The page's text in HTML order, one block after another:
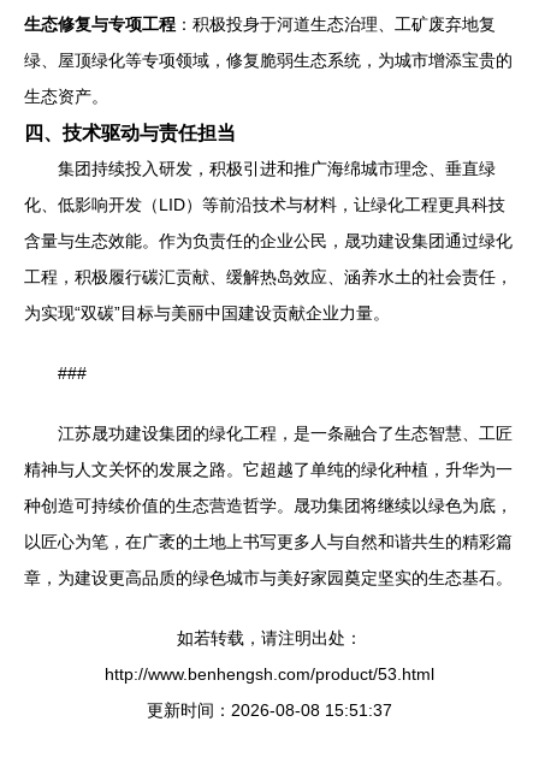
生态修复与专项工程 ：积极投身于河道生态治理、工矿废弃地复
绿、屋顶绿化等专项领域，修复脆弱生态系统，为城市增添宝贵的
生态资产。
四、技术驱动与责任担当
集团持续投入研发，积极引进和推广海绵城市理念、垂直绿
化、低影响开发（LID）等前沿技术与材料，让绿化工程更具科技
含量与生态效能。作为负责任的企业公民，晟功建设集团通过绿化
工程，积极履行碳汇贡献、缓解热岛效应、涵养水土的社会责任，
为实现“双碳”目标与美丽中国建设贡献企业力量。
###
江苏晟功建设集团的绿化工程，是一条融合了生态智慧、工匠
精神与人文关怀的发展之路。它超越了单纯的绿化种植，升华为一
种创造可持续价值的生态营造哲学。晟功集团将继续以绿色为底，
以匠心为笔，在广袤的土地上书写更多人与自然和谐共生的精彩篇
章，为建设更高品质的绿色城市与美好家园奠定坚实的生态基石。
如若转载，请注明出处：
http://www.benhengsh.com/product/53.html
更新时间：2026-08-08 15:51:37